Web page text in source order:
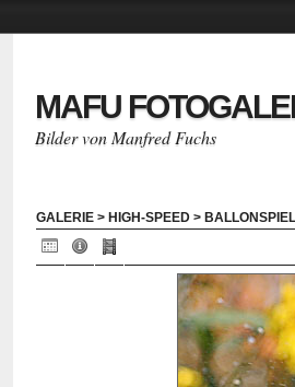
MAFU
Bilder von Manfred Fuchs
GALERIE > HIGH-SPEED >